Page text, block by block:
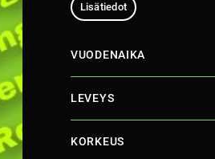
Lisätiedot
VUODENAIKA
LEVEYS
KORKEUS